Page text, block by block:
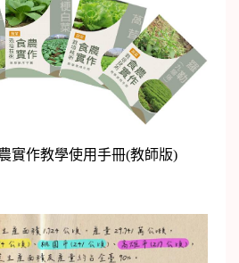
實作教學使用手冊(教師版)